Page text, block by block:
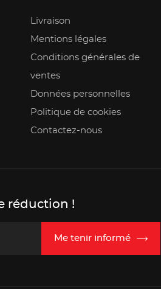
Livraison
Mentions légales
Conditions générales de
ventes
Données personnelles
Politique de cookies
Contactez-nous
réduction !
Me tenir informé